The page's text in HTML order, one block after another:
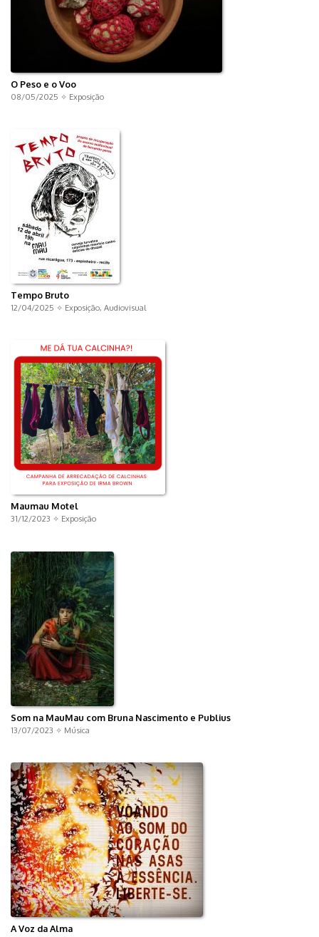
O Peso e o Voo
08/05/2025 ✧ Exposição
Tempo Bruto
12/04/2025 ✧ Exposição, Audiovisual
Maumau Motel
31/12/2023 ✧ Exposição
Som na MauMau com Bruna Nascimento e Publius
13/07/2023 ✧ Música
A Voz da Alma